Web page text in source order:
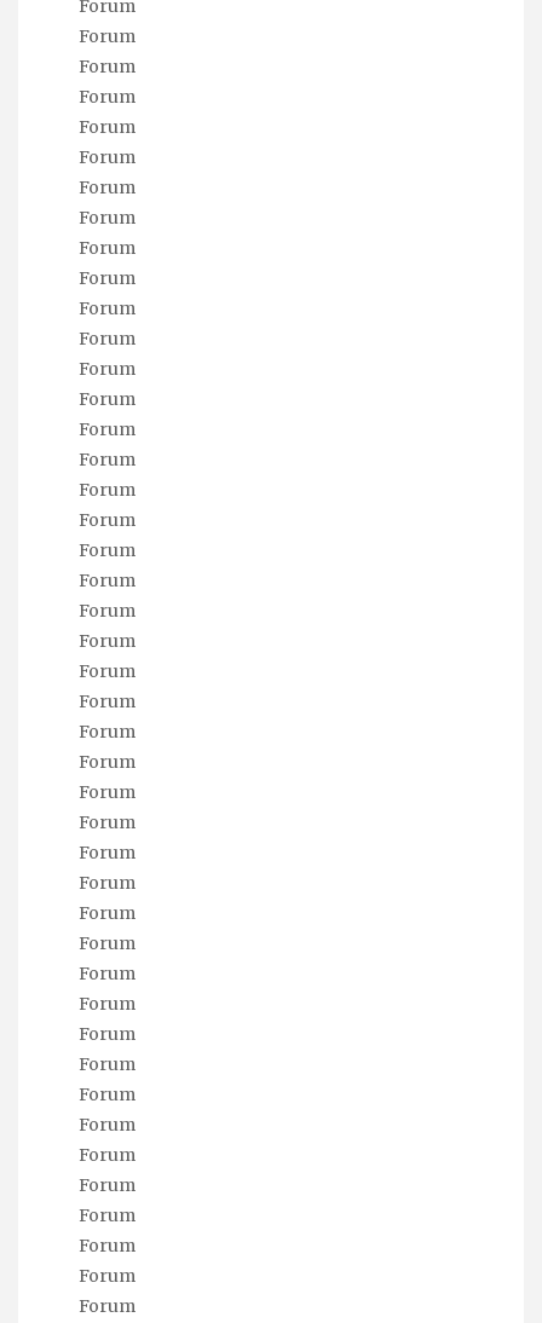
Forum
Forum
Forum
Forum
Forum
Forum
Forum
Forum
Forum
Forum
Forum
Forum
Forum
Forum
Forum
Forum
Forum
Forum
Forum
Forum
Forum
Forum
Forum
Forum
Forum
Forum
Forum
Forum
Forum
Forum
Forum
Forum
Forum
Forum
Forum
Forum
Forum
Forum
Forum
Forum
Forum
Forum
Forum
Forum